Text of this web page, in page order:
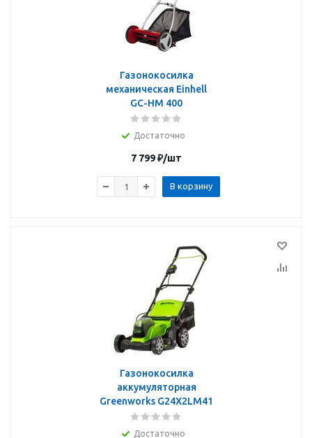
Газонокосилка
механическая Einhell
GC-HM 400
Достаточно
7 799₽/шт
В корзину
Газонокосилка
аккумуляторная
Greenworks G24X2LM41
Достаточно